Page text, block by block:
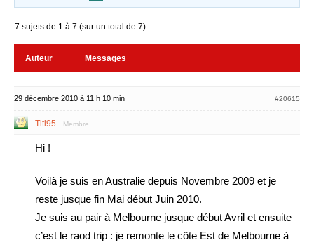
7 sujets de 1 à 7 (sur un total de 7)
Auteur Messages
29 décembre 2010 à 11 h 10 min #20615
Titi95 Membre
Hi !
Voilà je suis en Australie depuis Novembre 2009 et je
reste jusque fin Mai début Juin 2010.
Je suis au pair à Melbourne jusque début Avril et ensuite
c’est le raod trip : je remonte le côte Est de Melbourne à